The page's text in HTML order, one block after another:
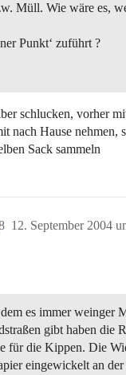
Müll. Wie wäre es,
Punkt‘ zuführt ?
schlucken, vorher
nach Hause nehmen,
Sack sammeln
12. September 2004
es immer weinger
gibt haben die
für die Kippen. Die
eingewickelt an der